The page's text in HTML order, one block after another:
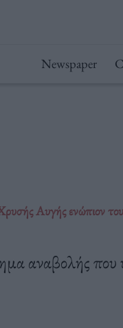
Newspaper
Αυγής ενώπιον
αναβολής